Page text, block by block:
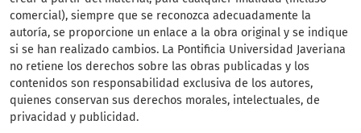
comercial), siempre que se reconozca adecuadamente la
autoría, se proporcione un enlace a la obra original y se indique
si se han realizado cambios. La Pontificia Universidad Javeriana
no retiene los derechos sobre las obras publicadas y los
contenidos son responsabilidad exclusiva de los autores,
quienes conservan sus derechos morales, intelectuales, de
privacidad y publicidad.